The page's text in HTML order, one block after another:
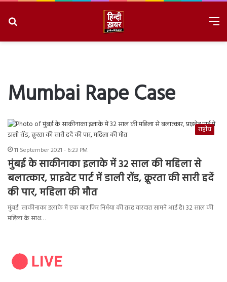
Mumbai Rape Case
राष्ट्रीय
11 September 2021 - 6:23 PM
मुंबई के साकीनाका इलाके में 32 साल की महिला से
बलात्कार, प्राइवेट पार्ट में डाली रॉड, क्रूरता की सारी हदें
की पार, महिला की मौत
मुंबई: साकीनाका इलाके में एक बार फिर निर्भया की तरह वारदात सामने आई है। 32 साल की
महिला के साथ…